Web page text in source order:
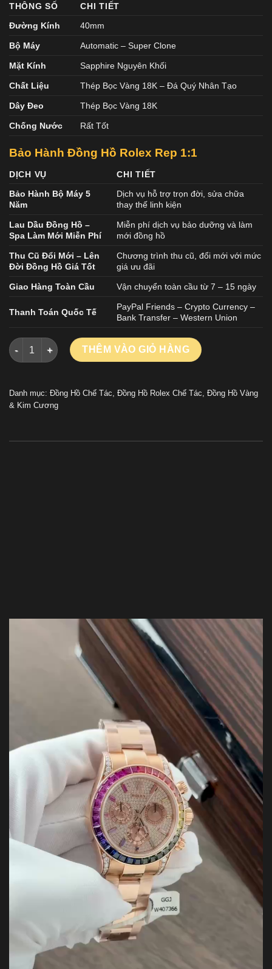
THÔNG SỐ
CHI TIẾT
Đường Kính
40mm
Bộ Máy Automatic – Super Clone
Mặt Kính Sapphire Nguyên Khối
Chất Liệu Thép Bọc Vàng 18K – Đá Quý Nhân Tạo
Dây Đeo Thép Bọc Vàng 18K
Chống Nước Rất Tốt
Bảo Hành Đồng Hồ Rolex Rep 1:1
DỊCH VỤ
CHI TIẾT
Bảo Hành Bộ Máy 5
Năm
Dịch vụ hỗ trợ trọn đời, sửa chữa
thay thế linh kiện
Lau Dầu Đồng Hồ –
Spa Làm Mới Miễn Phí
Miễn phí dịch vụ bảo dưỡng và làm
mới đồng hồ
Thu Cũ Đổi Mới – Lên
Đời Đồng Hồ Giá Tốt
Chương trình thu cũ, đổi mới với mức
giá ưu đãi
Giao Hàng Toàn Cầu Vận chuyển toàn cầu từ 7 – 15 ngày
Thanh Toán Quốc Tế
PayPal Friends – Crypto Currency –
Bank Transfer – Western Union
Đồng Hồ Rolex 1 1 Daytona Rainbow Độ Đá Quý Nhân Tạo
THÊM VÀO GIỎ HÀNG
Danh mục: Đồng Hồ Chế Tác, Đồng Hồ Rolex Chế Tác, Đồng Hồ Vàng
& Kim Cương